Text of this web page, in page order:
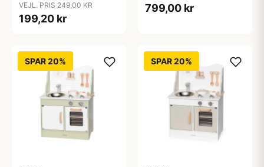
VEJL. PRIS 249,00 KR
199,20 kr
799,00 kr
SPAR 20% SPAR 20%